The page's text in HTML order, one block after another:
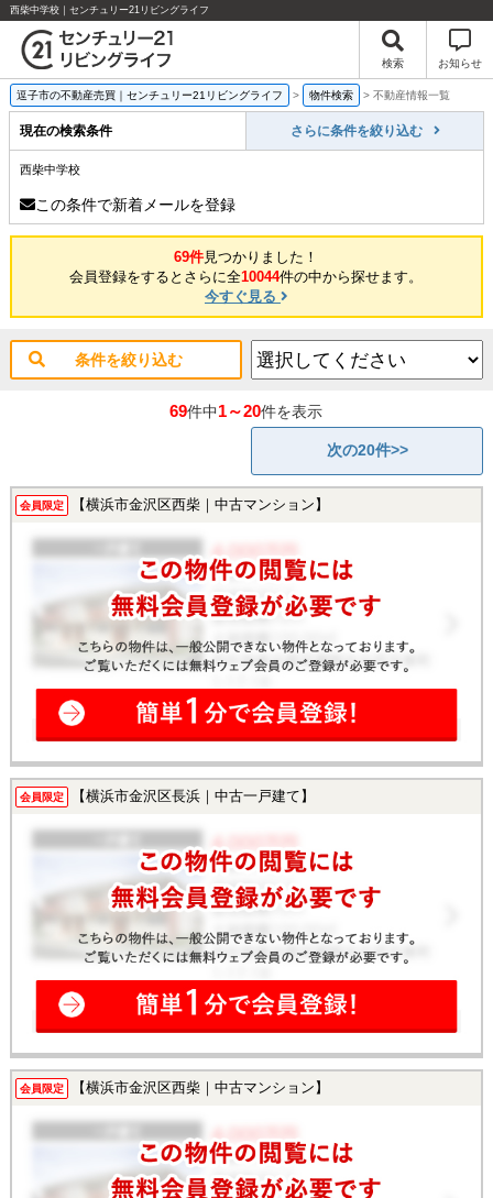
西柴中学校｜センチュリー21リビングライフ
検索 お知らせ
逗子市の不動産売買｜センチュリー21リビングライフ > 物件検索 > 不動産情報一覧
現在の検索条件 さらに条件を絞り込む
西柴中学校
この条件で新着メールを登録
69件見つかりました！
会員登録をするとさらに全10044件の中から探せます。
今すぐ見る
条件を絞り込む
69件中1～20件を表示
次の20件>>
会員限定 【横浜市金沢区西柴｜中古マンション】
会員限定 【横浜市金沢区長浜｜中古一戸建て】
会員限定 【横浜市金沢区西柴｜中古マンション】